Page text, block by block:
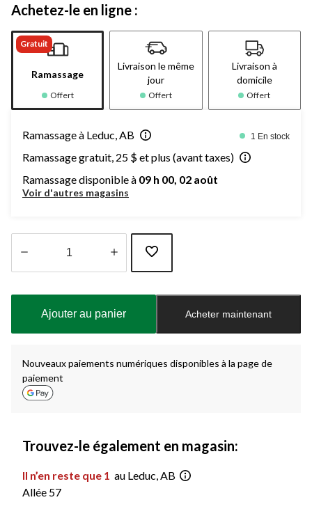
Achetez-le en ligne :
Gratuit
Ramassage
Offert
Livraison le même
jour
Offert
Livraison à
domicile
Offert
Ramassage à Leduc, AB 1 En stock
Ramassage gratuit, 25 $ et plus (avant taxes)
Ramassage disponible à 09 h 00, 02 août
Voir d'autres magasins
à
Ajouter au panier Acheter maintenant
Nouveaux paiements numériques disponibles à la page de
paiement
Trouvez-le également en magasin:
Il n’en reste que 1 au Leduc, AB
Allée 57